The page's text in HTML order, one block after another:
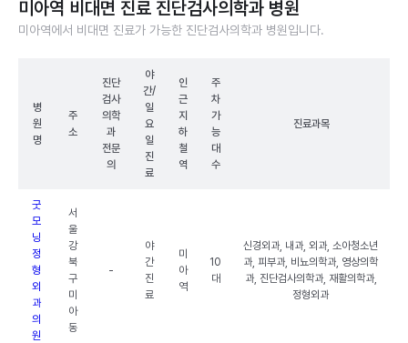
미아역 비대면 진료 진단검사의학과 병원
미아역에서 비대면 진료가 가능한 진단검사의학과 병원입니다.
병
원
명
주
소
진단
검사
의학
과
전문
의
야
간/
일
요
일
진
료
인
근
지
하
철
역
주
차
가
능
대
수
진료과목
굿
모
닝
정
형
외
과
의
원
서
울
강
북
구
미
아
동
-
야
간
진
료
미
아
역
10
대
신경외과, 내과, 외과, 소아청소년
과, 피부과, 비뇨의학과, 영상의학
과, 진단검사의학과, 재활의학과,
정형외과